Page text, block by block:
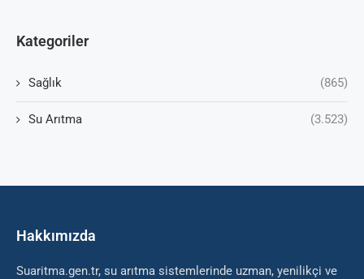
Kategoriler
Sağlık (865)
Su Arıtma (3.523)
Hakkımızda
Suaritma.gen.tr, su arıtma sistemlerinde uzman, yenilikçi ve